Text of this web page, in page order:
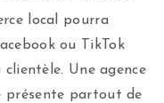
local pourra
ou TikTok
Une agence
présente partout de